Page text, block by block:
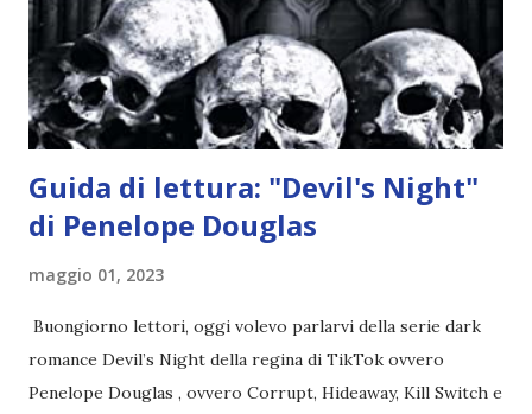
nell'appartamento, senza risultati. Infine cercano nella
chiesetta. Lì trovano Rafael alle prese con gli angeli puri,
ma questa volta ...
Guida di lettura: "Devil's Night"
di Penelope Douglas
maggio 01, 2023
Buongiorno lettori, oggi volevo parlarvi della serie dark
romance Devil’s Night della regina di TikTok ovvero
Penelope Douglas , ovvero Corrupt, Hideaway, Kill Switch e